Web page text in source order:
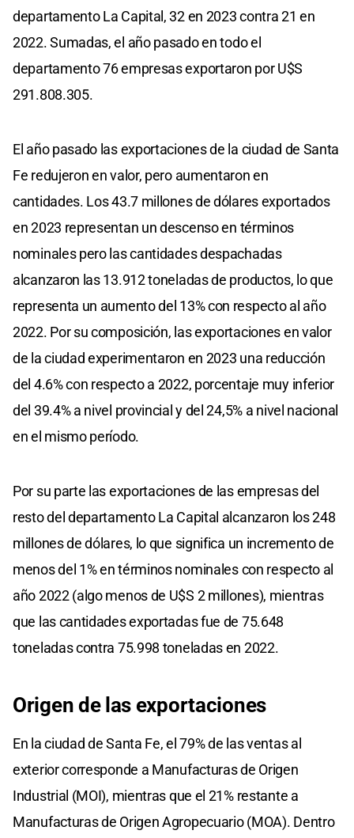
departamento La Capital, 32 en 2023 contra 21 en
2022. Sumadas, el año pasado en todo el
departamento 76 empresas exportaron por U$S
291.808.305.
El año pasado las exportaciones de la ciudad de Santa
Fe redujeron en valor, pero aumentaron en
cantidades. Los 43.7 millones de dólares exportados
en 2023 representan un descenso en términos
nominales pero las cantidades despachadas
alcanzaron las 13.912 toneladas de productos, lo que
representa un aumento del 13% con respecto al año
2022. Por su composición, las exportaciones en valor
de la ciudad experimentaron en 2023 una reducción
del 4.6% con respecto a 2022, porcentaje muy inferior
del 39.4% a nivel provincial y del 24,5% a nivel nacional
en el mismo período.
Por su parte las exportaciones de las empresas del
resto del departamento La Capital alcanzaron los 248
millones de dólares, lo que significa un incremento de
menos del 1% en términos nominales con respecto al
año 2022 (algo menos de U$S 2 millones), mientras
que las cantidades exportadas fue de 75.648
toneladas contra 75.998 toneladas en 2022.
Origen de las exportaciones
En la ciudad de Santa Fe, el 79% de las ventas al
exterior corresponde a Manufacturas de Origen
Industrial (MOI), mientras que el 21% restante a
Manufacturas de Origen Agropecuario (MOA). Dentro